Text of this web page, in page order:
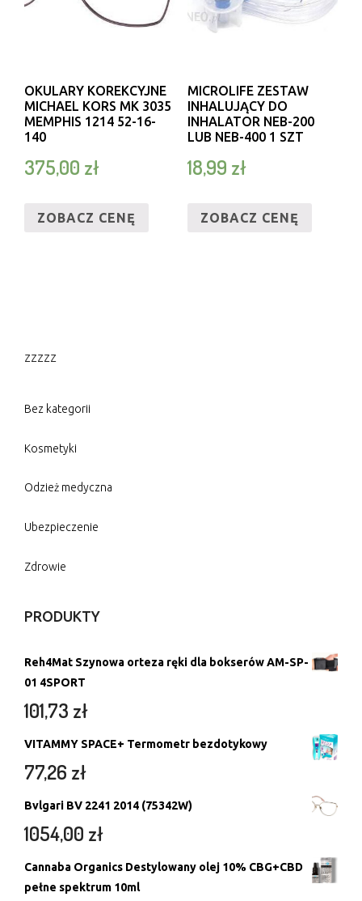
WIZJONERA
ZNAKOMITEGO STYLU.
OKULARY KOREKCYJNE
MICHAEL KORS MK 3035
MEMPHIS 1214 52-16-
140
375,00 zł
ZOBACZ CENĘ
MICROLIFE ZESTAW
INHALUJĄCY DO
INHALATOR NEB-200
LUB NEB-400 1 SZT
18,99 zł
ZOBACZ CENĘ
zzzzz
Bez kategorii
Kosmetyki
Odzież medyczna
Ubezpieczenie
Zdrowie
PRODUKTY
Reh4Mat Szynowa orteza ręki dla bokserów AM-SP-
01 4SPORT
101,73 zł
VITAMMY SPACE+ Termometr bezdotykowy
77,26 zł
Bvlgari BV 2241 2014 (75342W)
1054,00 zł
Cannaba Organics Destylowany olej 10% CBG+CBD
pełne spektrum 10ml